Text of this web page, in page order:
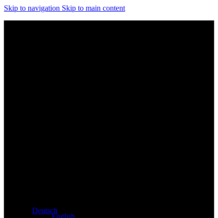
Skip to navigation Skip to main content
Deutsch
English